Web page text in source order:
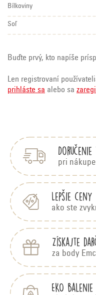
Bílkoviny
Soľ
Buďte prvý, kto napíše
Len registrovaní
prihláste sa alebo sa
pri
Lepšie ceny
ako ste
Získajte
za body
EKO balenie